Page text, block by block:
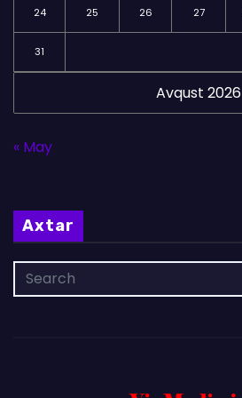
Avqust 2026
24 25 26 27
31
« May
Axtar